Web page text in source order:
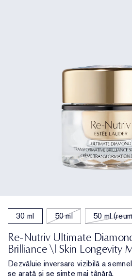
30 ml 50 ml 50 ml
Re-Nutriv Ultimate
Brilliance \| Skin Longevity
Dezvăluie inversare vizibilă a
se arată și se simte mai tânără.